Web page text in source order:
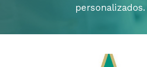
personalizados.